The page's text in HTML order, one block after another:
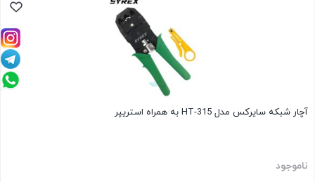
آچار شبکه سایرکس مدل HT-315 به همراه استریپر
ناموجود